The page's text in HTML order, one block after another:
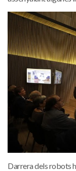
Darrera dels robots